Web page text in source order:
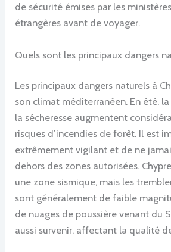
de sécurité émises par les
étrangères avant de voyager.
Quels sont les principaux dangers
Les principaux dangers naturels à
son climat méditerranéen. En été,
la sécheresse augmentent
risques d’incendies de forêt. Il est
extrêmement vigilant et de ne
dehors des zones autorisées.
une zone sismique, mais les
sont généralement de faible
de nuages de poussière venant du
aussi survenir, affectant la qualité